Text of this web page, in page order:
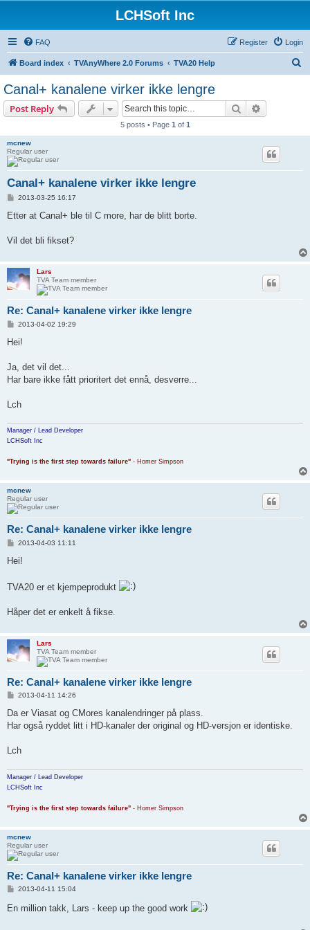
LCHSoft Inc
FAQ Login
Register
Board index TVAnyWhere 2.0 Forums TVA20 Help
Canal+ kanalene virker ikke lengre
Post Reply Search
5 posts • Page 1 of 1
mcnew
Regular user
Canal+ kanalene virker ikke lengre
P
s
2013-03-25 16:17
Etter at Canal+ ble til C more, har de blitt borte.
Vil det bli fikset?
Lars
TVA Team member
Re: Canal+ kanalene virker ikke lengre
P
s
2013-04-02 19:29
Hei!
Ja, det vil det...
Har bare ikke fått prioritert det ennå, desverre...
Lch
Manager / Lead Developer
LCHSoft Inc
"Trying is the first step towards failure" - Homer Simpson
mcnew
Regular user
Re: Canal+ kanalene virker ikke lengre
P
s
2013-04-03 11:11
Hei!
TVA20 er et kjempeprodukt
Håper det er enkelt å fikse.
Lars
TVA Team member
Re: Canal+ kanalene virker ikke lengre
P
s
2013-04-11 14:26
Da er Viasat og CMores kanalendringer på plass.
Har også ryddet litt i HD-kanaler der original og HD-versjon er identiske.
Lch
Manager / Lead Developer
LCHSoft Inc
"Trying is the first step towards failure" - Homer Simpson
mcnew
Regular user
Re: Canal+ kanalene virker ikke lengre
P
s
t
2013-04-11 15:04
En million takk, Lars - keep up the good work